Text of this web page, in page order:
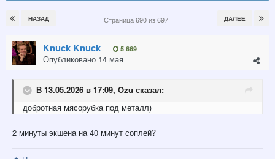
НАЗАД ДАЛЕЕ
Страница 690 из 697
Knuck Knuck 5 669
Опубликовано 14 мая
В 13.05.2026 в 17:09, Ozu сказал:
добротная мясорубка под металл)
2 минуты экшена на 40 минут соплей?